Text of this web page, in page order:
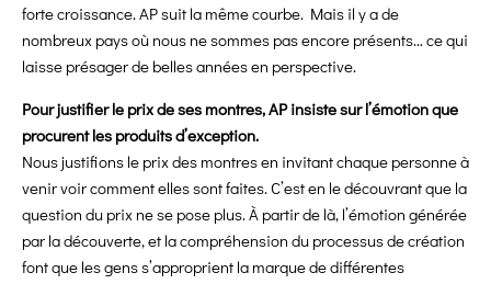
forte croissance. AP suit la même courbe. Mais il y a de
nombreux pays où nous ne sommes pas encore présents… ce qui
laisse présager de belles années en perspective.
Pour justifier le prix de ses montres, AP insiste sur l’émotion que
procurent les produits d’exception.
Nous justifions le prix des montres en invitant chaque personne à
venir voir comment elles sont faites. C’est en le découvrant que la
question du prix ne se pose plus. À partir de là, l’émotion générée
par la découverte, et la compréhension du processus de création
font que les gens s’approprient la marque de différentes